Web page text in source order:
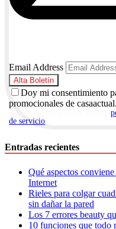
Email Address
Doy mi consentimiento
promocionales de
de servicio
Entradas recientes
Qué aspectos
Internet
Rieles para colgar
sin dañar la pared
Los 7 errores beauty
10 funciones que todo